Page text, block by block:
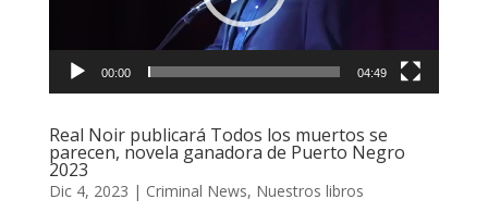
00:00 04:49
Real Noir publicará Todos los muertos se
parecen, novela ganadora de Puerto Negro
2023
Dic 4, 2023 | Criminal News, Nuestros libros